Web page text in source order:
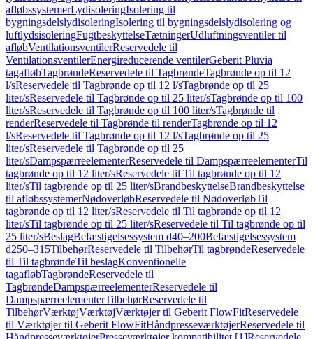
afløbssystemerLydisoleringIsolering til
bygningsdelslydisoleringIsolering til bygningsdelslydisolering og
luftlydsisoleringFugtbeskyttelseTætningerUdluftningsventiler til
afløbVentilationsventilerReservedele til
VentilationsventilerEnergireducerende ventilerGeberit Pluvia
tagafløbTagbrøndeReservedele til TagbrøndeTagbrønde op til 12
l/sReservedele til Tagbrønde op til 12 l/sTagbrønde op til 25
liter/sReservedele til Tagbrønde op til 25 liter/sTagbrønde op til 100
liter/sReservedele til Tagbrønde op til 100 liter/sTagbrønde til
renderReservedele til Tagbrønde til renderTagbrønde op til 12
l/sReservedele til Tagbrønde op til 12 l/sTagbrønde op til 25
liter/sReservedele til Tagbrønde op til 25
liter/sDampspærreelementerReservedele til DampspærreelementerTil
tagbrønde op til 12 liter/sReservedele til Til tagbrønde op til 12
liter/sTil tagbrønde op til 25 liter/sBrandbeskyttelseBrandbeskyttelse
til afløbssystemerNødoverløbReservedele til NødoverløbTil
tagbrønde op til 12 liter/sReservedele til Til tagbrønde op til 12
liter/sTil tagbrønde op til 25 liter/sReservedele til Til tagbrønde op til
25 liter/sBeslagBefæstigelsessystem d40–200Befæstigelsessystem
d250–315TilbehørReservedele til TilbehørTil tagbrøndeReservedele
til Til tagbrøndeTil beslagKonventionelle
tagafløbTagbrøndeReservedele til
TagbrøndeDampspærreelementerReservedele til
DampspærreelementerTilbehørReservedele til
TilbehørVærktøjVærktøjVærktøjer til Geberit FlowFitReservedele
til Værktøjer til Geberit FlowFitHåndpresseværktøjerReservedele til